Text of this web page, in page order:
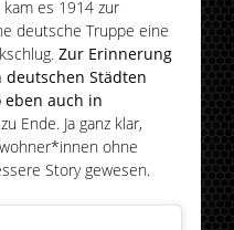
es 1914 zur
deutsche Truppe eine
Zur Erinnerung
Städten
eben auch in
Ende. Ja ganz klar,
ohne
Story gewesen.